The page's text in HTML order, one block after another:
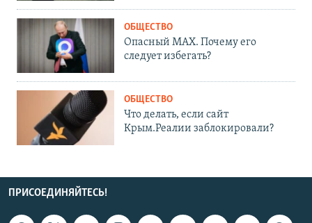
ОБЩЕСТВО
Опасный MAX. Почему его
следует избегать?
ОБЩЕСТВО
Что делать, если сайт
Крым.Реалии заблокировали?
ПРИСОЕДИНЯЙТЕСЬ!